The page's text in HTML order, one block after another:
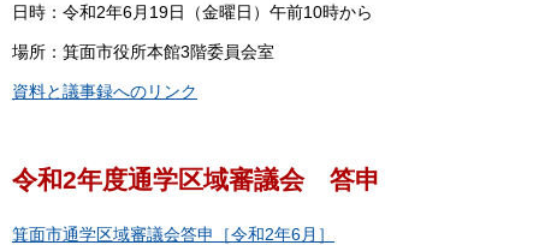
日時：令和2年6月19日（金曜日）午前10時から
場所：箕面市役所本館3階委員会室
資料と議事録へのリンク
令和2年度通学区域審議会 答申
箕面市通学区域審議会答申［令和2年6月］